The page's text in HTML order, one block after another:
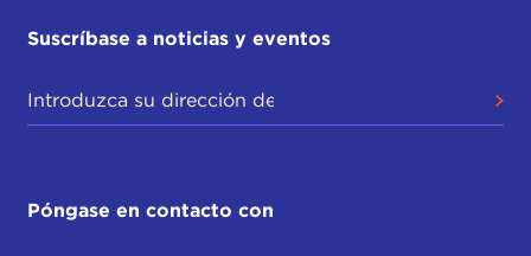
Suscríbase a noticias y eventos
Póngase en contacto con